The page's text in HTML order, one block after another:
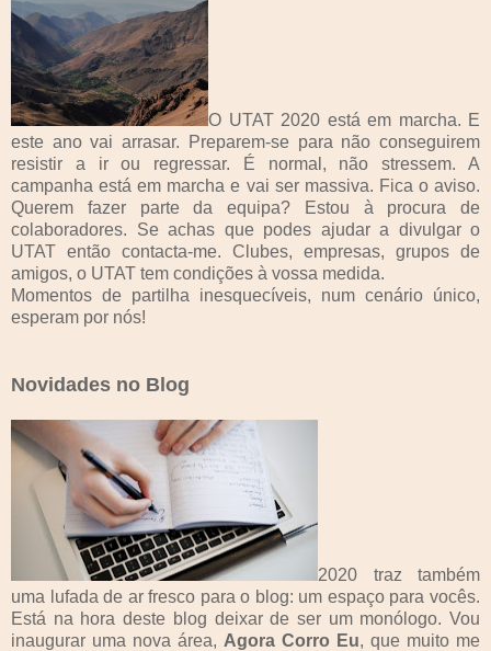
O UTAT 2020 está em marcha. E
este ano vai arrasar. Preparem-se para não conseguirem
resistir a ir ou regressar. É normal, não stressem. A
campanha está em marcha e vai ser massiva. Fica o aviso.
Querem fazer parte da equipa? Estou à procura de
colaboradores. Se achas que podes ajudar a divulgar o
UTAT então contacta-me. Clubes, empresas, grupos de
amigos, o UTAT tem condições à vossa medida.
Momentos de partilha inesquecíveis, num cenário único,
esperam por nós!
Novidades no Blog
2020 traz também
uma lufada de ar fresco para o blog: um espaço para vocês.
Está na hora deste blog deixar de ser um monólogo. Vou
inaugurar uma nova área, Agora Corro Eu, que muito me